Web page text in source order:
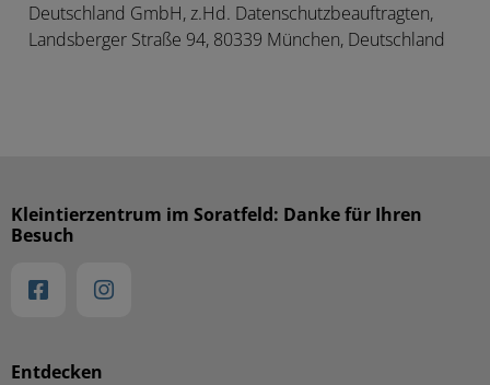
Deutschland GmbH, z.Hd. Datenschutzbeauftragten,
Landsberger Straße 94, 80339 München, Deutschland
Entdecken
Kleintierzentrum im Soratfeld: Danke für Ihren
Besuch